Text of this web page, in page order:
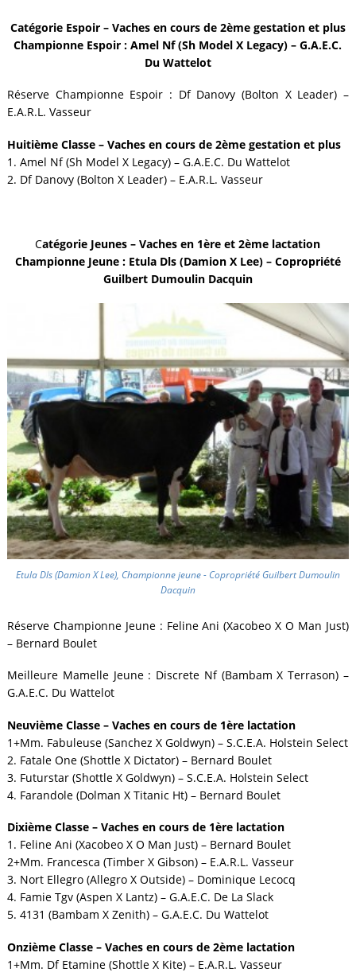
Catégorie Espoir – Vaches en cours de 2ème gestation et plus
Championne Espoir : Amel Nf (Sh Model X Legacy) – G.A.E.C.
Du Wattelot
Réserve Championne Espoir : Df Danovy (Bolton X Leader) –
E.A.R.L. Vasseur
Huitième Classe – Vaches en cours de 2ème gestation et plus
1. Amel Nf (Sh Model X Legacy) – G.A.E.C. Du Wattelot
2. Df Danovy (Bolton X Leader) – E.A.R.L. Vasseur
Catégorie Jeunes – Vaches en 1ère et 2ème lactation
Championne Jeune : Etula Dls (Damion X Lee) – Copropriété
Guilbert Dumoulin Dacquin
Etula Dls (Damion X Lee), Championne jeune - Copropriété Guilbert Dumoulin
Dacquin
Réserve Championne Jeune : Feline Ani (Xacobeo X O Man Just)
– Bernard Boulet
Meilleure Mamelle Jeune : Discrete Nf (Bambam X Terrason) –
G.A.E.C. Du Wattelot
Neuvième Classe – Vaches en cours de 1ère lactation
1+Mm. Fabuleuse (Sanchez X Goldwyn) – S.C.E.A. Holstein Select
2. Fatale One (Shottle X Dictator) – Bernard Boulet
3. Futurstar (Shottle X Goldwyn) – S.C.E.A. Holstein Select
4. Farandole (Dolman X Titanic Ht) – Bernard Boulet
Dixième Classe – Vaches en cours de 1ère lactation
1. Feline Ani (Xacobeo X O Man Just) – Bernard Boulet
2+Mm. Francesca (Timber X Gibson) – E.A.R.L. Vasseur
3. Nort Ellegro (Allegro X Outside) – Dominique Lecocq
4. Famie Tgv (Aspen X Lantz) – G.A.E.C. De La Slack
5. 4131 (Bambam X Zenith) – G.A.E.C. Du Wattelot
Onzième Classe – Vaches en cours de 2ème lactation
1+Mm. Df Etamine (Shottle X Kite) – E.A.R.L. Vasseur